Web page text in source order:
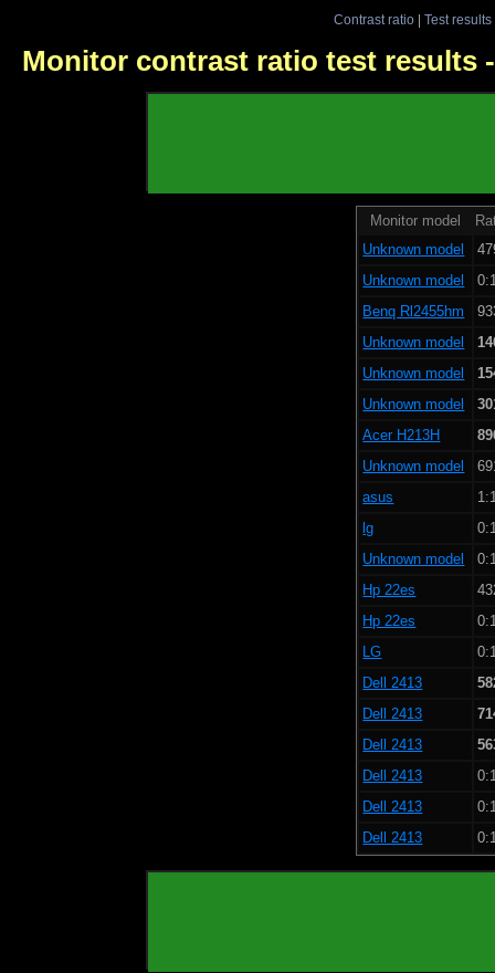
Contrast ratio| Test results
Monitor contrast ratio test results
Monitor model
Unknown model
Unknown model
Benq Rl2455hm
Unknown model
Unknown model
Unknown model
Acer H213H
Unknown model
asus
lg
Unknown model
Hp 22es
Hp 22es
LG
Dell 2413
Dell 2413
Dell 2413
Dell 2413
Dell 2413
Dell 2413